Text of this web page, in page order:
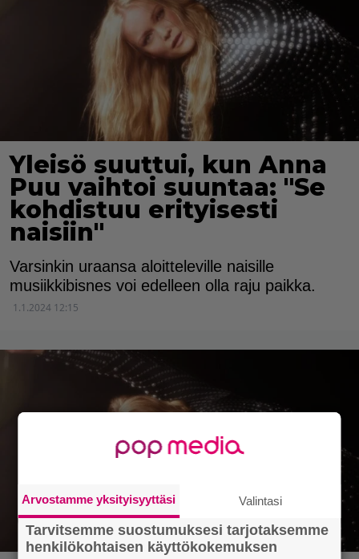
Yleisö suuttui, kun Anna
Puu vaihtoi suuntaa: "Se
kohdistuu erityisesti
naisiin"
Varsinkin uraansa aloitteleville naisille
musiikkibisnes voi edelleen olla raju paikka.
1.1.2024 12:15
Arvostamme yksityisyyttäsi Valintasi
Tarvitsemme suostumuksesi tarjotaksemme
henkilökohtaisen käyttökokemuksen